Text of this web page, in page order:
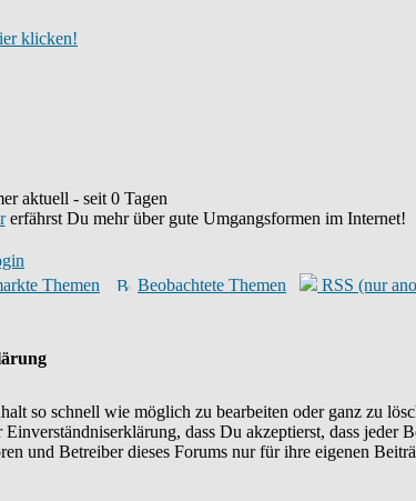
klicken!
aktuell - seit 0 Tagen
erfährst Du mehr über gute Umgangsformen im Internet!
Themen
Beobachtete Themen RSS (nur
so schnell wie möglich zu bearbeiten oder ganz zu
dass Du akzeptierst, dass jeder
und Betreiber dieses Forums nur für ihre eigenen